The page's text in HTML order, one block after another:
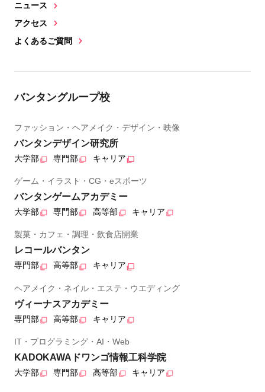
ニュース
アクセス
よくあるご質問
バンタングループ校
ファッション・ヘアメイク・デザイン・映像
バンタンデザイン研究所
大学部 専門部 キャリア
ゲーム・イラスト・CG・eスポーツ
バンタンゲームアカデミー
大学部 専門部 高等部 キャリア
製菓・カフェ・調理・飲食店開業
レコールバンタン
専門部 高等部 キャリア
ヘアメイク・ネイル・エステ・ウエディング
ヴィーナスアカデミー
専門部 高等部 キャリア
IT・プログラミング・AI・Web
KADOKAWAドワンゴ情報工科学院
大学部 専門部 高等部 キャリア